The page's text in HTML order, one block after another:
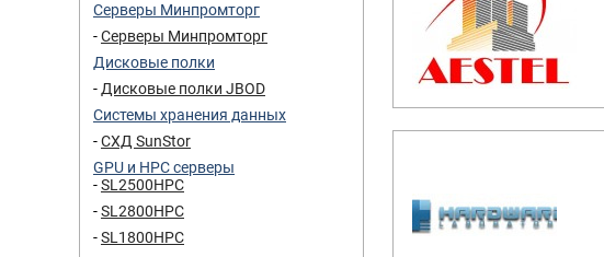
Серверы Минпромторг
Серверы Минпромторг
Дисковые полки
Дисковые полки JBOD
Системы хранения данных
СХД SunStor
GPU и HPC серверы
SL2500HPC
SL2800HPC
SL1800HPC